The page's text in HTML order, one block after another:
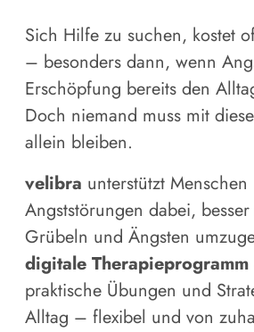
Sich Hilfe zu suchen, kostet
– besonders dann, wenn
Erschöpfung bereits den
Doch niemand muss mit
allein bleiben.
velibra unterstützt
Angststörungen dabei,
Grübeln und Ängsten
digitale Therapieprogramm
praktische Übungen und
Alltag – flexibel und von